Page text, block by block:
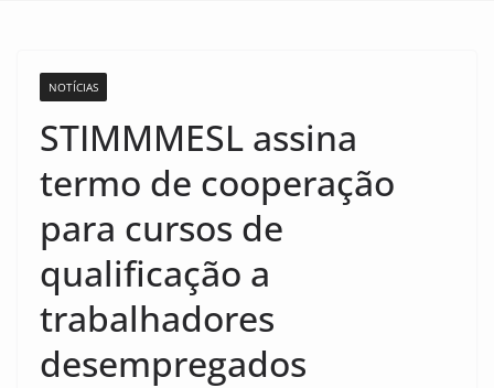
NOTÍCIAS
STIMMMESL assina
termo de cooperação
para cursos de
qualificação a
trabalhadores
desempregados